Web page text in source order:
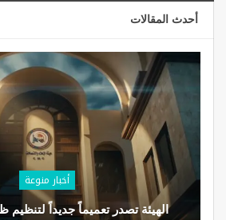
أحدث المقالات
أخبار منوعة
الهيئة تصدر تعميماً جديداً لتنظيم